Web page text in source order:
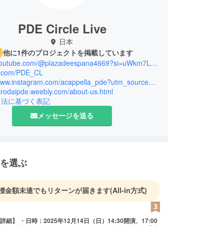
PDE Circle Live
日本
他に1件のプロジェクトを掲載しています
https://youtube.com/@plazadeespana4669?si=uWkm7LVCa5LlDiE0
PDE_CL
https://www.instagram.com/acappella_pde?utm_source=qr
about-us.html
に基づく表記
メッセージを送る
選ぶ
金額未達でもリターンが届きます(All-in方式)
14:30開演、17:00